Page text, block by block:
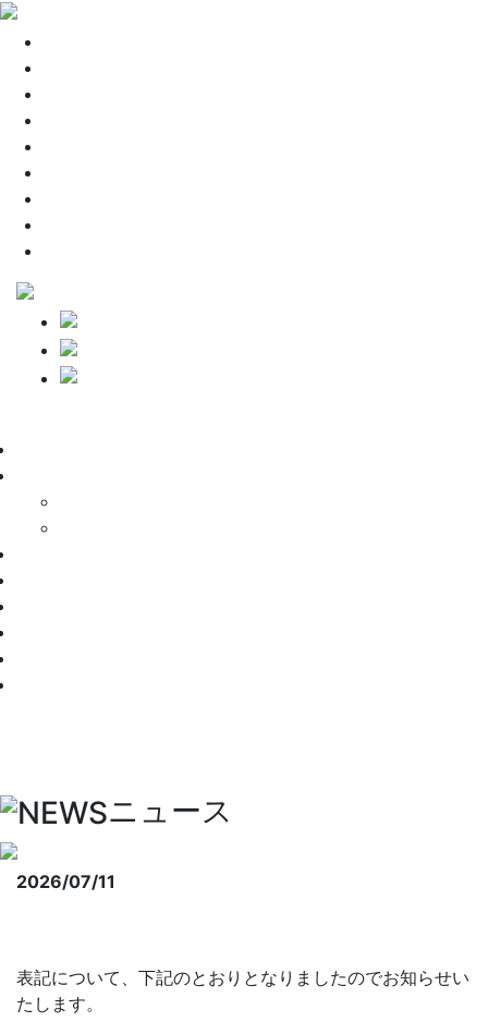
ニュース
2026/07/11
表記について、下記のとおりとなりましたのでお知らせい
たします。